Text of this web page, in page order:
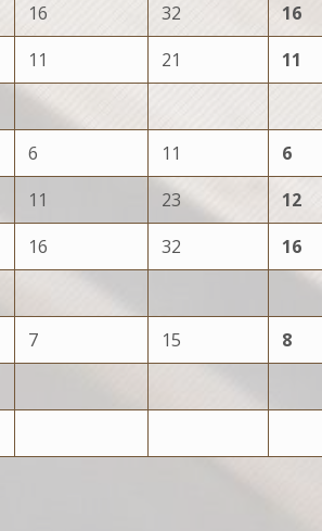
16 32
16
11 21
11
6 11
6
11 23
12
16 32
16
7 15
8